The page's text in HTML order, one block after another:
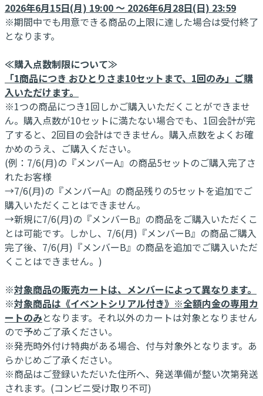
2026年6月15日(月) 19:00 ～ 2026年6月28日(日) 23:59
※期間中でも用意できる商品の上限に達した場合は受付終了
となります。
≪購入点数制限について≫
「1商品につき おひとりさま10セットまで、1回のみ」ご購
入いただけます。
※1つの商品につき1回しかご購入いただくことができませ
ん。購入点数が10セットに満たない場合でも、1回会計が完
了すると、2回目の会計はできません。購入点数をよくお確
かめのうえ、ご購入ください。
(例：7/6(月)の『メンバーA』の商品5セットのご購入完了さ
れたお客様
→7/6(月)の『メンバーA』の商品残りの5セットを追加でご
購入いただくことはできません。
→新規に7/6(月)の『メンバーB』の商品をご購入いただくこ
とは可能です。しかし、7/6(月)『メンバーB』の商品ご購入
完了後、7/6(月)『メンバーB』の商品を追加でご購入いただ
くことはできません。)
※対象商品の販売カートは、メンバーによって異なります。
※対象商品は《イベントシリアル付き》※全額内金の専用カ
ートのみとなります。それ以外のカートは対象となりません
ので予めご了承ください。
※発売時外付け特典がある場合、付与対象外となります。あ
らかじめご了承ください。
※商品はご登録いただいた住所へ、発送準備が整い次第発送
されます。(コンビニ受け取り不可)